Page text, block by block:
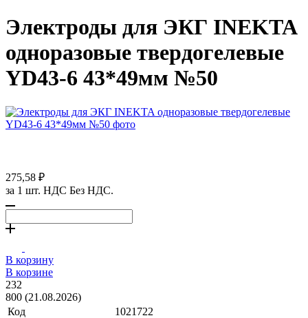
Электроды для ЭКГ INEKTA
одноразовые твердогелевые
YD43-6 43*49мм №50
275,58 ₽
за 1 шт. НДС Без НДС.
В корзину
В корзине
232
800 (21.08.2026)
Код
1021722